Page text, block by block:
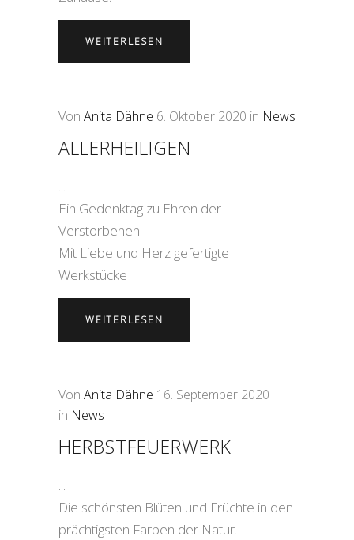
WEITERLESEN
Von Anita Dähne 6. Oktober 2020 in News
ALLERHEILIGEN
Ein Gedenktag zu Ehren der
Verstorbenen.
Mit Liebe und Herz gefertigte
Werkstücke
WEITERLESEN
Von Anita Dähne 16. September 2020
in News
HERBSTFEUERWERK
Die schönsten Blüten und Früchte in den
prächtigsten Farben der Natur.